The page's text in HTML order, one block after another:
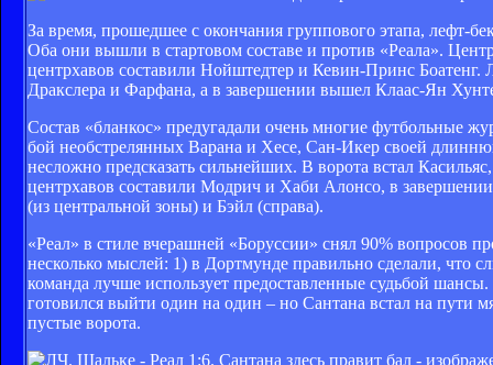
За время, прошедшее с окончания группового этапа, лефт-
Оба они вышли в стартовом составе и против «Реала».
центрхавов составили Нойштедтер и Кевин-Принс
Дракслера и Фарфана, а в завершении вышел Клаас-Ян
Состав «бланкос» предугадали очень многие футбольные
бой необстрелянных Варана и Хесе, Сан-Икер своей
несложно предсказать сильнейших. В ворота встал
центрхавов составили Модрич и Хаби Алонсо, в
(из центральной зоны) и Бэйл (справа).
«Реал» в стиле вчерашней «Боруссии» снял 90% вопросов
несколько мыслей: 1) в Дортмунде правильно сделали, что
команда лучше использует предоставленные судьбой
готовился выйти один на один – но Сантана встал на пути
пустые ворота.